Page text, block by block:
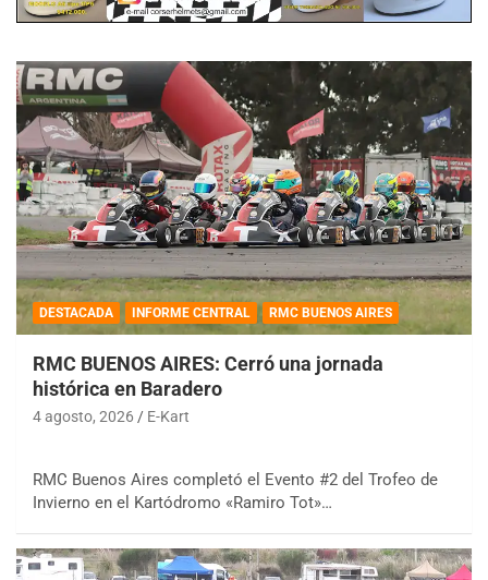
DESTACADA INFORME CENTRAL RMC BUENOS AIRES
RMC BUENOS AIRES: Cerró una jornada
histórica en Baradero
4 agosto, 2026 E-Kart
RMC Buenos Aires completó el Evento #2 del Trofeo de
Invierno en el Kartódromo «Ramiro Tot»…